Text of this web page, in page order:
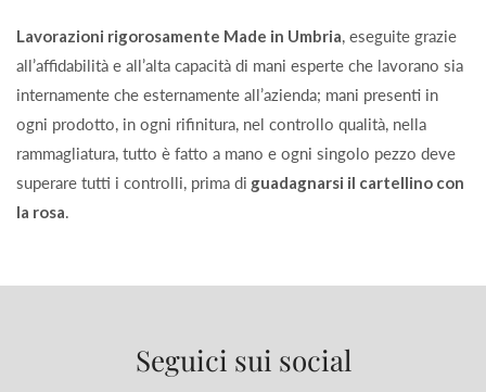
Lavorazioni rigorosamente Made in Umbria, eseguite grazie
all’affidabilità e all’alta capacità di mani esperte che lavorano sia
internamente che esternamente all’azienda; mani presenti in
ogni prodotto, in ogni rifinitura, nel controllo qualità, nella
rammagliatura, tutto è fatto a mano e ogni singolo pezzo deve
superare tutti i controlli, prima di guadagnarsi il cartellino con
la rosa.
Seguici sui social